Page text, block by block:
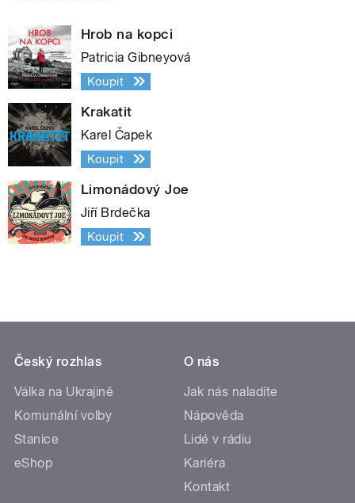
Hrob na kopci
Patricia Gibneyová
Koupit
Krakatit
Karel Čapek
Koupit
Limonádový Joe
Jiří Brdečka
Koupit
Český rozhlas
Válka na Ukrajině
Komunální volby
Stanice
eShop
O nás
Jak nás naladíte
Nápověda
Lidé v rádiu
Kariéra
Kontakt